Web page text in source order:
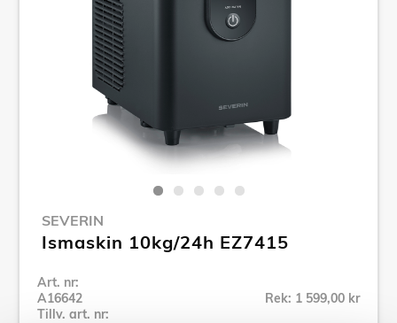
SEVERIN
Ismaskin 10kg/24h EZ7415
Art. nr:
A16642
Tillv. art. nr:
Rek: 1 599,00 kr